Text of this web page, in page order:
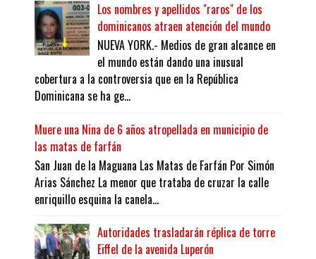
Los nombres y apellidos "raros" de los
dominicanos atraen atención del mundo
NUEVA YORK.- Medios de gran alcance en
el mundo están dando una inusual
cobertura a la controversia que en la República
Dominicana se ha ge...
Muere una Nina de 6 años atropellada en municipio de
las matas de farfán
San Juan de la Maguana Las Matas de Farfán Por Simón
Arias Sánchez La menor que trataba de cruzar la calle
enriquillo esquina la canela...
Autoridades trasladarán réplica de torre
Eiffel de la avenida Luperón